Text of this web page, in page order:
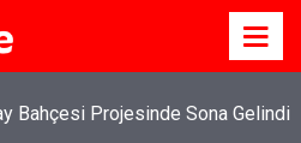
Bahçesi Projesinde Sona Gelindi